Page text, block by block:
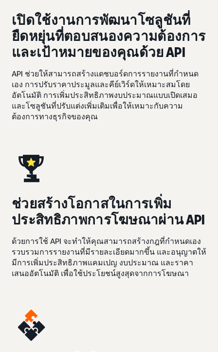
เปิดใช้งานการพัฒนาโซลูชันที่
ยืดหยุ่นที่ตอบสนองความต้องการ
และเป้าหมายของคุณด้วย API
API ช่วยให้สามารถสร้างแดชบอร์ดการรายงานที่กำหนด
เอง การปรับราคาประมูลและคีย์เวิร์ดให้เหมาะสมโดย
อัตโนมัติ การเพิ่มประสิทธิภาพงบประมาณแบบเปิดเสมอ
และโซลูชันที่ปรับแต่งเพิ่มเติมเพื่อให้เหมาะกับความ
ต้องการทางธุรกิจของคุณ
ช่วยสร้างโอกาสในการเพิ่ม
ประสิทธิภาพการโฆษณาผ่าน API
ด้วยการใช้ API จะทำให้คุณสามารถสร้างกฎที่กำหนดเอง
รวบรวมการรายงานที่มีรายละเอียดมากขึ้น และอนุญาตให้
มีการเพิ่มประสิทธิภาพแคมเปญ งบประมาณ และราคา
เสนออัตโนมัติ เพื่อใช้ประโยชน์สูงสุดจากการโฆษณา